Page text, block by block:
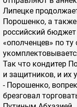
Липецке
Порошенко, а
российский
«ополченцев» по
Так что кондитер
и защитников, и их
- Порошенко,
брезговал